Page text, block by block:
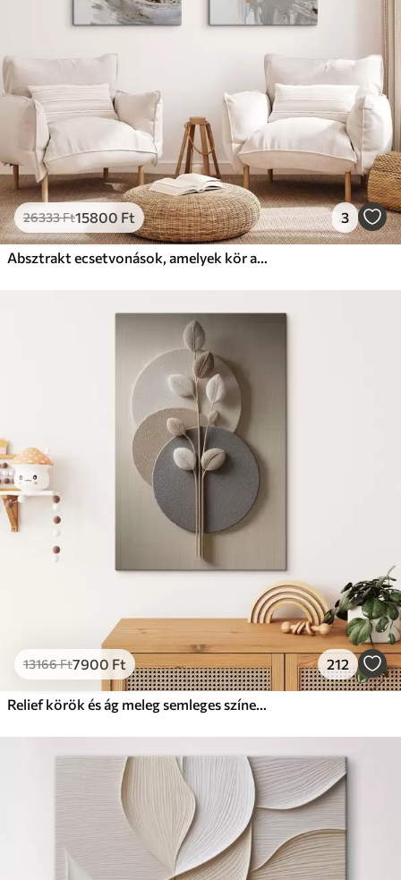
26333Ft15800 Ft 3
Absztrakt ecsetvonások, amelyek kör alakot alkotnak, texturált modern művészet
13166Ft7900 Ft 212
Relief körök és ág meleg semleges színekben